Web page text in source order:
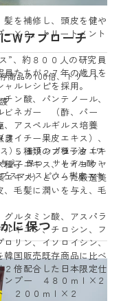
Wアプローチ
商品の100倍、トリート
保護
）、モリンガ種子油（ワ
与え、保つ サリチル酸：
スマルスピウム樹皮エキ
に保つ
を補修し、頭皮を健や
ー×２、トリートメント
”、約８００人の研究員
たちが２７年の歳月を
ルレシピを採用。
ン酸、パンテノール、
ビネガー （酢、パー
アスペルギルス培養
イチー果皮エキス）、
５種類のブラックエキ
子エキス、セイヨウヤ
キス）といった厳選美
毛髪に潤いを与え、毛
ルタミン酸、アスパラ
ギニン、チロシン、フ
リン、イソロイシン、
韓国販売既存商品に比べ
倍配合した日本限定仕
ンプー ４８０ｍｌ×２
２００ｍｌ×２